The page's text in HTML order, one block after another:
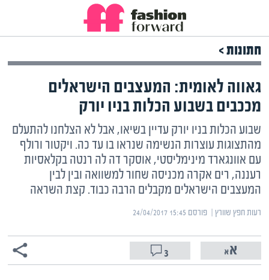
חתונות >
גאווה לאומית: המעצבים הישראלים
מככבים בשבוע הכלות בניו יורק
שבוע הכלות בניו יורק עדיין בשיאו, אבל לא הצלחנו להתעלם
מהתצוגות עוצרות הנשימה שנראו בו עד כה. ויקטור ורולף
עם אוונגארד מינימליסטי, אוסקר דה לה רנטה בקלאסיות
רעננה, רים אקרה מכניסה שחור למשוואה ובין לבין
המעצבים הישראלים מקבלים הרבה כבוד. קצת השראה
רעות חפץ שוורץ | ‏פורסם ‎24/04/2017 15:45
3